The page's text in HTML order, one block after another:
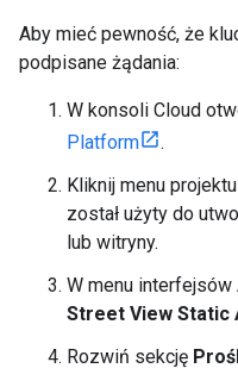
Aby mieć pewność, że
podpisane żądania:
W konsoli Cloud
Platform
.
Kliknij menu
został użyty do
lub witryny.
W menu
Street View Static
Rozwiń sekcję